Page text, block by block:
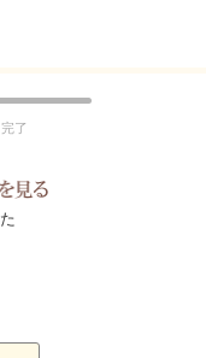
完了